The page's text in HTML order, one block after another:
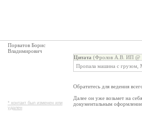
Порватов Борис
Владимирович
* контакт был изменен или
удален
Цитата (Фролов А.В. ИП @
Пропала машина с грузом,
Обратитесь для ведения
Далее он уже возьмет на
документальным